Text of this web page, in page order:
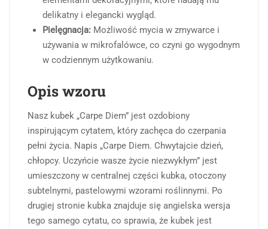
delikatny i elegancki wygląd.
Pielęgnacja: Możliwość mycia w zmywarce i
używania w mikrofalówce, co czyni go wygodnym
w codziennym użytkowaniu.
Opis wzoru
Nasz kubek „Carpe Diem” jest ozdobiony
inspirującym cytatem, który zachęca do czerpania
pełni życia. Napis „Carpe Diem. Chwytajcie dzień,
chłopcy. Uczyńcie wasze życie niezwykłym” jest
umieszczony w centralnej części kubka, otoczony
subtelnymi, pastelowymi wzorami roślinnymi. Po
drugiej stronie kubka znajduje się angielska wersja
tego samego cytatu, co sprawia, że kubek jest